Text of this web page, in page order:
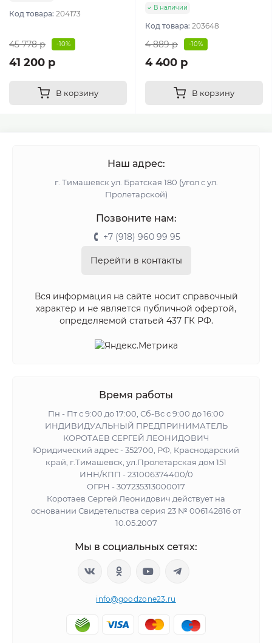
Код товара: 204173
45 778 р -10%
41 200 р
В корзину
В наличии
Код товара: 203648
4 889 р -10%
4 400 р
В корзину
Наш адрес:
г. Тимашевск ул. Братская 180 (угол с ул.
Пролетарской)
Позвоните нам:
+7 (918) 960 99 95
Перейти в контакты
Вся информация на сайте носит справочный
характер и не является публичной офертой,
определяемой статьей 437 ГК РФ.
Время работы
Пн - Пт с 9:00 до 17:00, Сб-Вс с 9:00 до 16:00
ИНДИВИДУАЛЬНЫЙ ПРЕДПРИНИМАТЕЛЬ
КОРОТАЕВ СЕРГЕЙ ЛЕОНИДОВИЧ
Юридический адрес - 352700, РФ, Краснодарский
край, г.Тимашевск, ул.Пролетарская дом 151
ИНН/КПП - 231006374400/0
ОГРН - 307235313000017
Коротаев Сергей Леонидович действует на
основании Свидетельства серия 23 № 006142816 от
10.05.2007
Мы в социальных сетях:
info@goodzone23.ru